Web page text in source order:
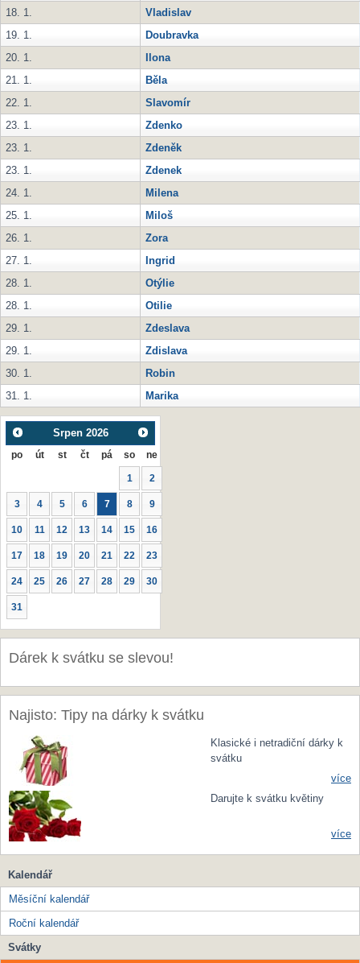
18. 1.
Vladislav
19. 1.
Doubravka
20. 1.
Ilona
21. 1.
Běla
22. 1.
Slavomír
23. 1.
Zdenko
23. 1.
Zdeněk
23. 1.
Zdenek
24. 1.
Milena
25. 1.
Miloš
26. 1.
Zora
27. 1.
Ingrid
28. 1.
Otýlie
28. 1.
Otilie
29. 1.
Zdeslava
29. 1.
Zdislava
30. 1.
Robin
31. 1.
Marika
Srpen 2026
po út st čt pá so ne
1 2
3 4 5 6 7 8 9
10 11 12 13 14 15 16
17 18 19 20 21 22 23
24 25 26 27 28 29 30
31
Dárek k svátku se slevou!
Najisto: Tipy na dárky k svátku
Klasické i netradiční dárky k
svátku
více
Darujte k svátku květiny
více
Kalendář
Měsíční kalendář
Roční kalendář
Svátky